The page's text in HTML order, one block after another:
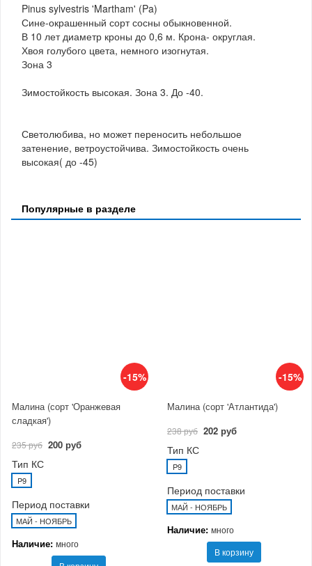
Pinus sylvestris 'Martham' (Pa)
Сине-окрашенный сорт сосны обыкновенной.
В 10 лет диаметр кроны до 0,6 м. Крона- округлая.
Хвоя голубого цвета, немного изогнутая.
Зона 3
Зимостойкость высокая. Зона 3. До -40.
Светолюбива, но может переносить небольшое
затенение, ветроустойчива. Зимостойкость очень
высокая( до -45)
Популярные в разделе
-15%
Малина (сорт 'Оранжевая
сладкая')
235 руб 200 руб
Тип КС
P9
Период поставки
МАЙ - НОЯБРЬ
Наличие: много
-15%
Малина (сорт 'Атлантида')
238 руб 202 руб
Тип КС
P9
Период поставки
МАЙ - НОЯБРЬ
Наличие: много
В корзину